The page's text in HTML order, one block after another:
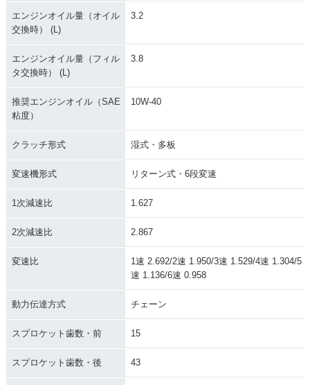
エンジンオイル量（オイル
交換時） (L)
3.2
エンジンオイル量（フィル
タ交換時） (L)
3.8
推奨エンジンオイル（SAE
粘度）
10W-40
クラッチ形式 湿式・多板
変速機形式 リターン式・6段変速
1次減速比 1.627
2次減速比 2.867
変速比
1速 2.692/2速 1.950/3速 1.529/4速 1.304/5
速 1.136/6速 0.958
動力伝達方式 チェーン
スプロケット歯数・前 15
スプロケット歯数・後 43